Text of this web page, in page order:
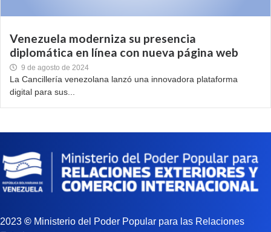
Venezuela moderniza su presencia
diplomática en línea con nueva página web
9 de agosto de 2024
La Cancillería venezolana lanzó una innovadora plataforma
digital para sus...
2023 © Ministerio del Poder Popular para las Relaciones